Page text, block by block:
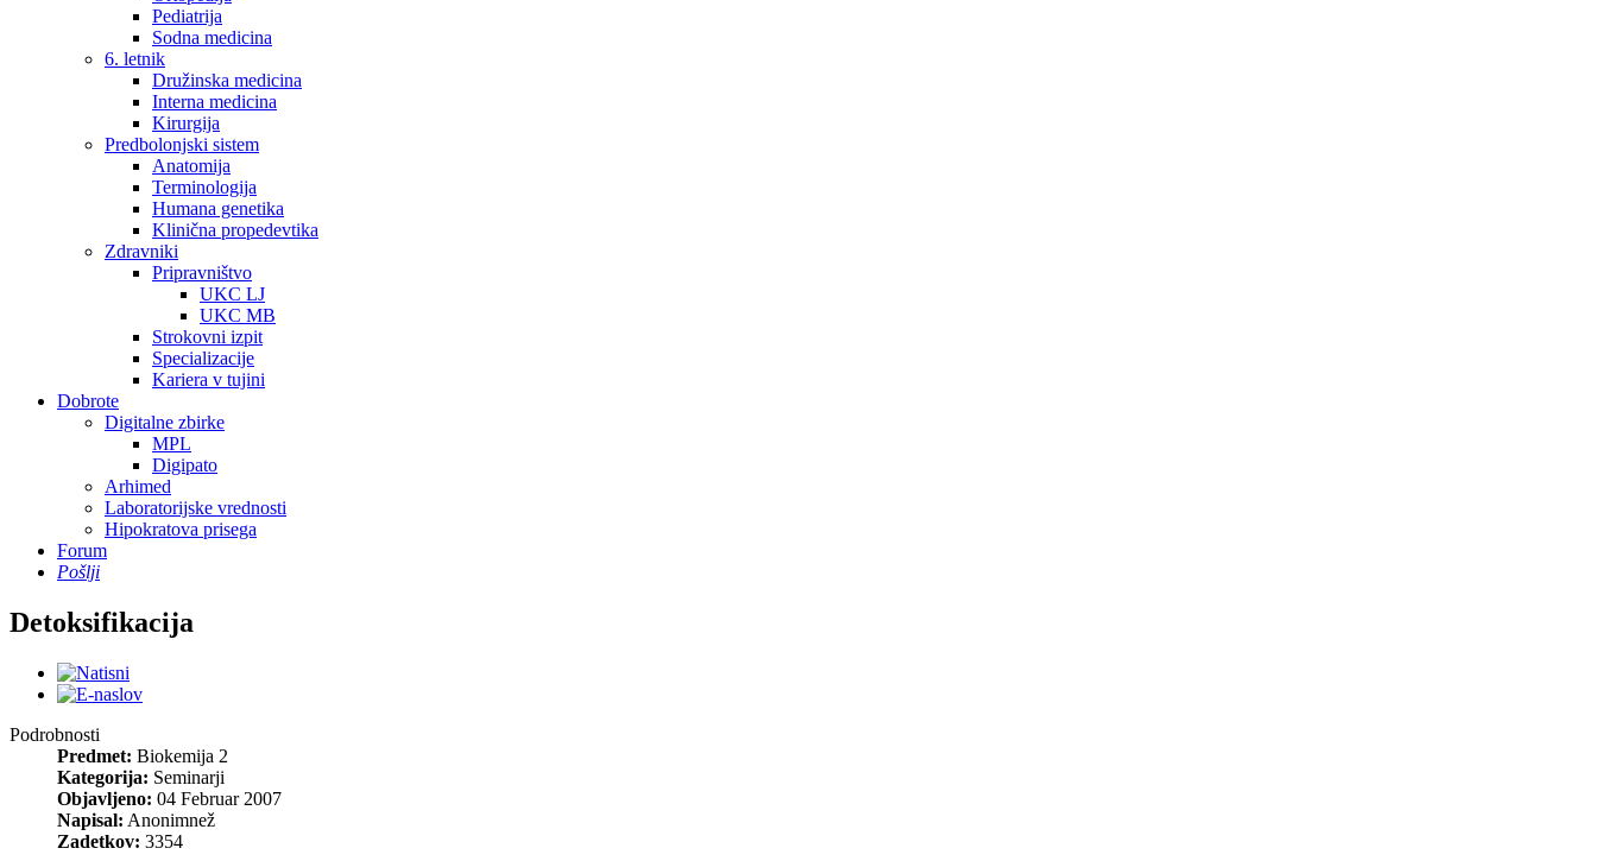
Pediatrija
Sodna medicina
6. letnik
Družinska medicina
Interna medicina
Kirurgija
Predbolonjski sistem
Anatomija
Terminologija
Humana genetika
Klinična propedevtika
Zdravniki
Pripravništvo
UKC LJ
UKC MB
Strokovni izpit
Specializacije
Kariera v tujini
Dobrote
Digitalne zbirke
MPL
Digipato
Arhimed
Laboratorijske vrednosti
Hipokratova prisega
Forum
Pošlji
Detoksifikacija
Podrobnosti
Predmet: Biokemija 2
Kategorija: Seminarji
Objavljeno: 04 Februar 2007
Napisal: Anonimnež
Zadetkov: 3354